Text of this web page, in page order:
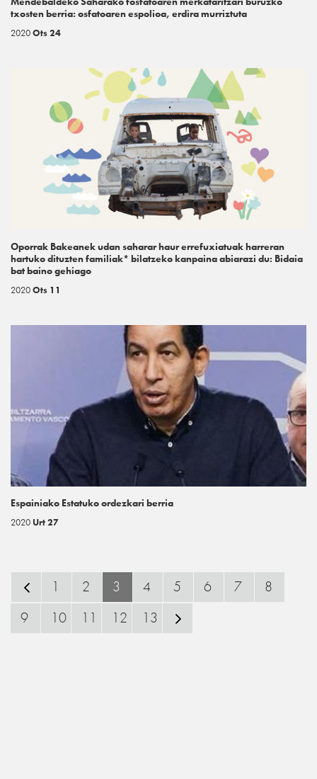
txosten berria: osfatoaren espolioa, erdira murriztuta
2020Ots 24
Oporrak Bakeanek udan saharar haur errefuxiatuak harreran
hartuko dituzten familiak* bilatzeko kanpaina abiarazi du: Bidaia
bat baino gehiago
2020Ots 11
Espainiako Estatuko ordezkari berria
2020 Urt 27
1 2 3 4 5 6 7
8
9
10 11 12 13